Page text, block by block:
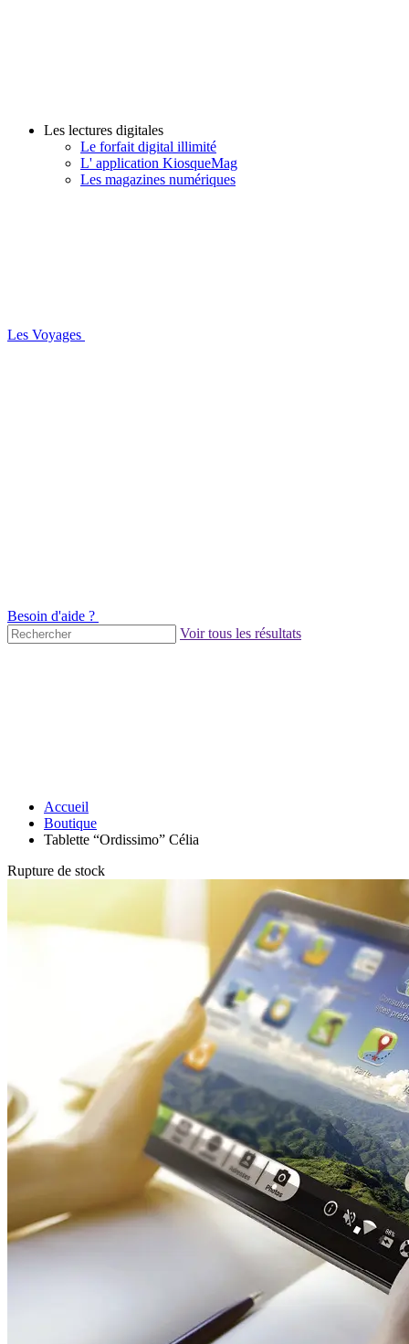
Les lectures digitales
Le forfait digital illimité
L' application KiosqueMag
Les magazines numériques
Les Voyages
Besoin d'aide ?
Voir tous les résultats
Accueil
Boutique
Tablette “Ordissimo” Célia
Rupture de stock